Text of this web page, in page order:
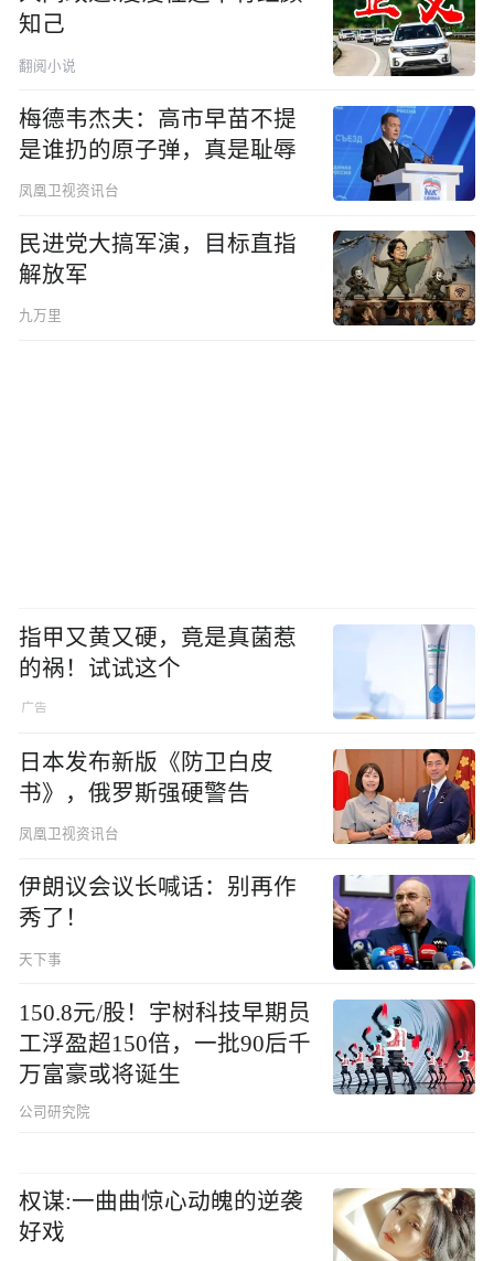
知己
翻阅小说
梅德韦杰夫：高市早苗不提
是谁扔的原子弹，真是耻辱
凤凰卫视资讯台
民进党大搞军演，目标直指
解放军
九万里
指甲又黄又硬，竟是真菌惹
的祸！试试这个
日本发布新版《防卫白皮
书》，俄罗斯强硬警告
凤凰卫视资讯台
伊朗议会议长喊话：别再作
秀了！
天下事
150.8元/股！宇树科技早期员
工浮盈超150倍，一批90后千
万富豪或将诞生
公司研究院
权谋:一曲曲惊心动魄的逆袭
好戏